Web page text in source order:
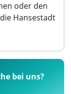
oder den
Hansestadt
bei uns?